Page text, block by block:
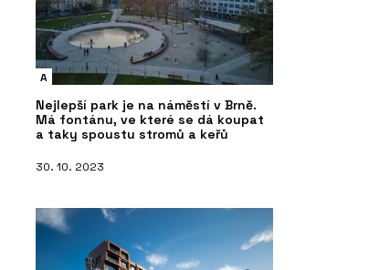
A
Nejlepší park je na náměstí v Brně.
Má fontánu, ve které se dá koupat
a taky spoustu stromů a keřů
30. 10. 2023